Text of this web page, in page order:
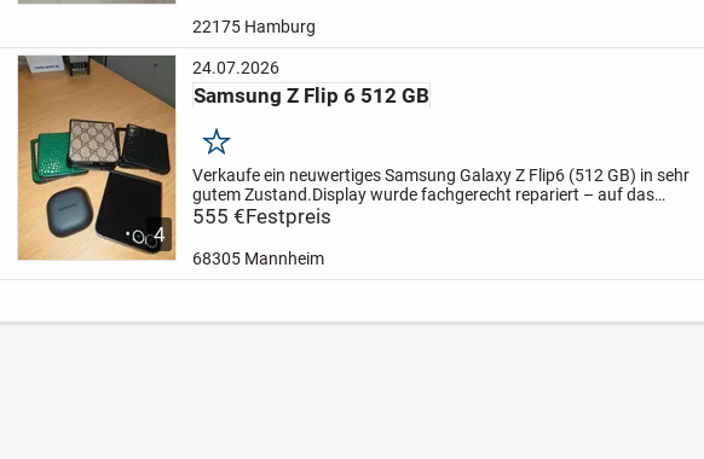
22175 Hamburg
4
24.07.2026
Samsung Z Flip 6 512 GB
Merken
Verkaufe ein neuwertiges Samsung Galaxy Z Flip6 (512 GB) in sehr
gutem Zustand.Display wurde fachgerecht repariert – auf das
Display besteht noch Garantie. Die Rechnung der Reparatur ist
I...
555 €Festpreis
68305 Mannheim